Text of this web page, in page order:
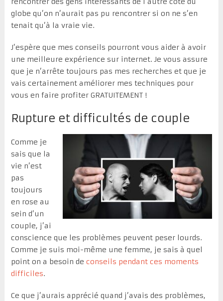
globe qu’on n’aurait pas pu rencontrer si on ne s’en
tenait qu’à la vraie vie.
J’espère que mes conseils pourront vous aider à avoir
une meilleure expérience sur internet. Je vous assure
que je n’arrête toujours pas mes recherches et que je
vais certainement améliorer mes techniques pour
vous en faire profiter GRATUITEMENT !
Rupture et difficultés de couple
Comme je
sais que la
vie n’est
pas
toujours
en rose au
sein d’un
couple, j’ai
conscience que les problèmes peuvent peser lourds.
Comme je suis moi-même une femme, je sais à quel
point on a besoin de conseils pendant ces moments
difficiles.
Ce que j’aurais apprécié quand j’avais des problèmes,